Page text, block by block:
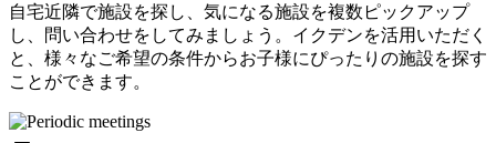
自宅近隣で施設を探し、気になる施設を複数ピックアップ
し、問い合わせをしてみましょう。イクデンを活用いただく
と、様々なご希望の条件からお子様にぴったりの施設を探す
ことができます。